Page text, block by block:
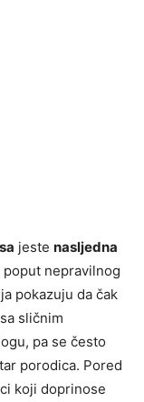
jeste nasljedna
nepravilnog
pokazuju da čak
sličnim
pa se često
porodica. Pored
koji doprinose